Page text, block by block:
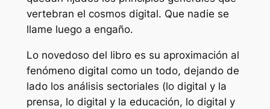
vertebran el cosmos digital. Que nadie se
llame luego a engaño.
Lo novedoso del libro es su aproximación al
fenómeno digital como un todo, dejando de
lado los análisis sectoriales (lo digital y la
prensa, lo digital y la educación, lo digital y